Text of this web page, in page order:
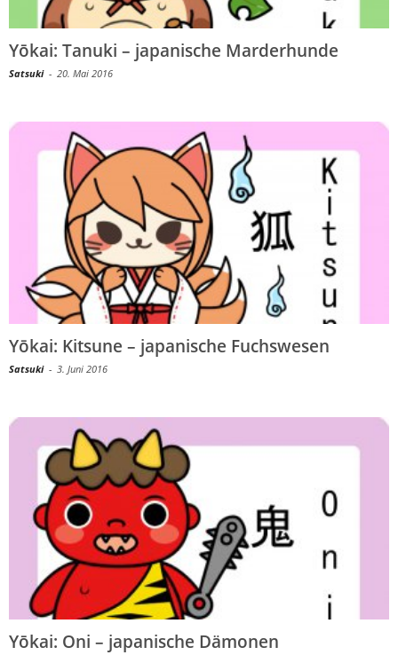
Yōkai: Tanuki – japanische Marderhunde
Satsuki - 20. Mai 2016
Yōkai: Kitsune – japanische Fuchswesen
Satsuki - 3. Juni 2016
Yōkai: Oni – japanische Dämonen